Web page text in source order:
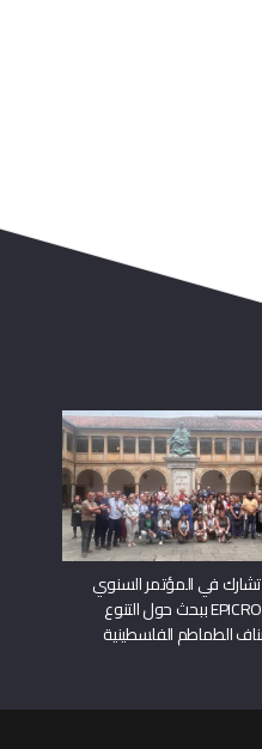
تشارك في المؤتمر السنوي
الأول لـ EPICROPS ببحث حول التنوع
الطماطم الفلسطينية